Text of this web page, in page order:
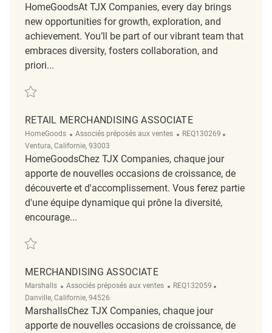
HomeGoodsAt TJX Companies, every day brings
new opportunities for growth, exploration, and
achievement. You’ll be part of our vibrant team that
embraces diversity, fosters collaboration, and
priori...
Sauvegarder Merchandising Coordinator REQ52691
RETAIL MERCHANDISING ASSOCIATE
HomeGoods Catégorie
Associés préposés aux ventes ReqId
REQ130269
Ventura, Californie, 93003
HomeGoodsChez TJX Companies, chaque jour
apporte de nouvelles occasions de croissance, de
découverte et d'accomplissement. Vous ferez partie
d'une équipe dynamique qui prône la diversité,
encourage...
Sauvegarder retail merchandising associate REQ130269
MERCHANDISING ASSOCIATE
Marshalls Catégorie
Associés préposés aux ventes ReqId
REQ132059
Danville, Californie, 94526
MarshallsChez TJX Companies, chaque jour
apporte de nouvelles occasions de croissance, de